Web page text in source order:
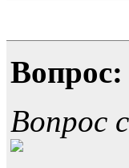
Вопрос:
Вопрос